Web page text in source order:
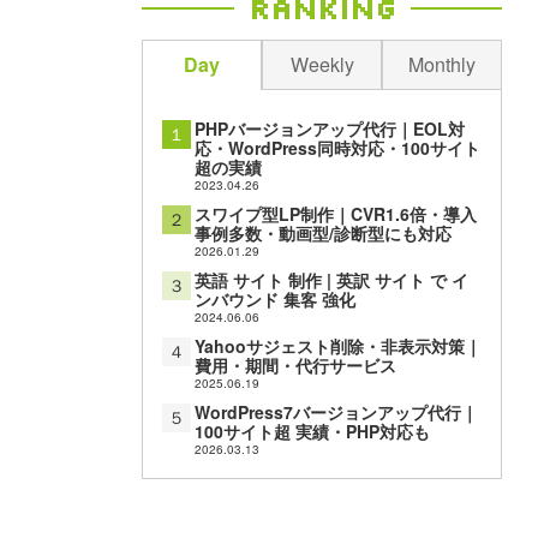
Ranking
Day Weekly Monthly
１ PHPバージョンアップ代行｜EOL対
応・WordPress同時対応・100サイト
超の実績
2023.04.26
２ スワイプ型LP制作｜CVR1.6倍・導入
事例多数・動画型/診断型にも対応
2026.01.29
３ 英語 サイト 制作 | 英訳 サイト で イ
ンバウンド 集客 強化
2024.06.06
４ Yahooサジェスト削除・非表示対策｜
費用・期間・代行サービス
2025.06.19
５ WordPress7バージョンアップ代行｜
100サイト超 実績・PHP対応も
2026.03.13